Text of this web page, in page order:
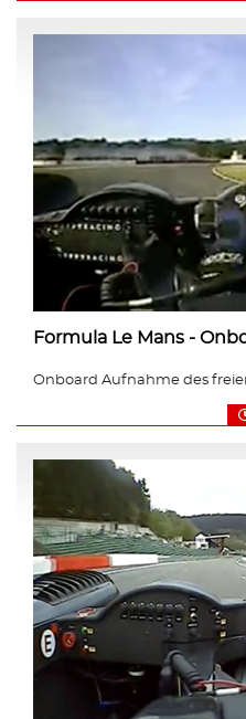
Formula Le Mans -
Onboard Aufnahme des